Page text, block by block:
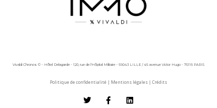
Vivaldi Chronos © - Hôtel Delagarde - 120, rue de l'Hôpital Militaire - 59043 LILLE / 45 avenue Victor Hugo - 75116 PARIS
Politique de confidentialité | Mentions légales | Crédits